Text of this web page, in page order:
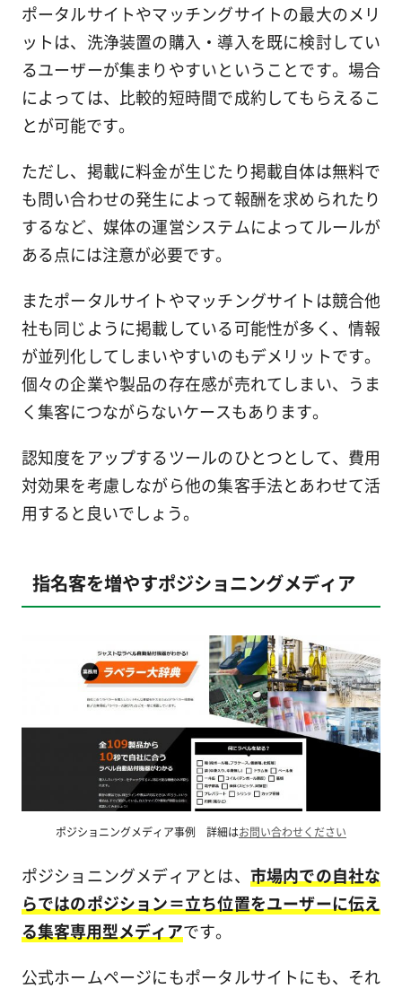
ポータルサイトやマッチングサイトの最大のメリ
ットは、洗浄装置の購入・導入を既に検討してい
るユーザーが集まりやすいということです。場合
によっては、比較的短時間で成約してもらえるこ
とが可能です。
ただし、掲載に料金が生じたり掲載自体は無料で
も問い合わせの発生によって報酬を求められたり
するなど、媒体の運営システムによってルールが
ある点には注意が必要です。
またポータルサイトやマッチングサイトは競合他
社も同じように掲載している可能性が多く、情報
が並列化してしまいやすいのもデメリットです。
個々の企業や製品の存在感が売れてしまい、うま
く集客につながらないケースもあります。
認知度をアップするツールのひとつとして、費用
対効果を考慮しながら他の集客手法とあわせて活
用すると良いでしょう。
指名客を増やすポジショニングメディア
ポジショニングメディア事例 詳細はお問い合わせください
ポジショニングメディアとは、 市場内での自社な
らではのポジション＝立ち位置をユーザーに伝え
る集客専用型メディアです。
公式ホームページにもポータルサイトにも、それ